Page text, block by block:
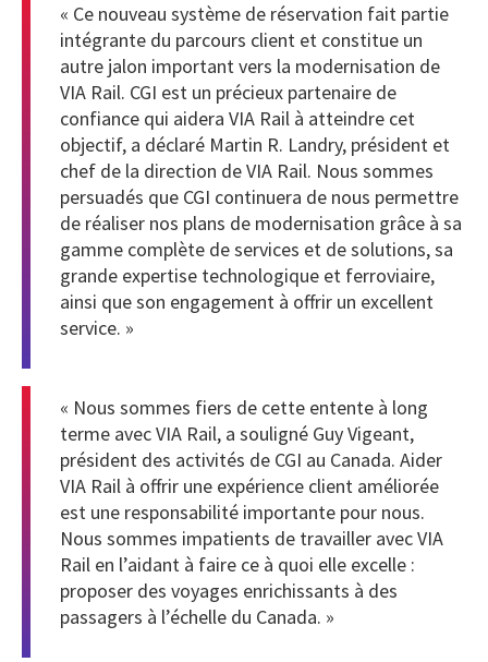
« Ce nouveau système de réservation fait partie
intégrante du parcours client et constitue un
autre jalon important vers la modernisation de
VIA Rail. CGI est un précieux partenaire de
confiance qui aidera VIA Rail à atteindre cet
objectif, a déclaré Martin R. Landry, président et
chef de la direction de VIA Rail. Nous sommes
persuadés que CGI continuera de nous permettre
de réaliser nos plans de modernisation grâce à sa
gamme complète de services et de solutions, sa
grande expertise technologique et ferroviaire,
ainsi que son engagement à offrir un excellent
service. »
« Nous sommes fiers de cette entente à long
terme avec VIA Rail, a souligné Guy Vigeant,
président des activités de CGI au Canada. Aider
VIA Rail à offrir une expérience client améliorée
est une responsabilité importante pour nous.
Nous sommes impatients de travailler avec VIA
Rail en l’aidant à faire ce à quoi elle excelle :
proposer des voyages enrichissants à des
passagers à l’échelle du Canada. »